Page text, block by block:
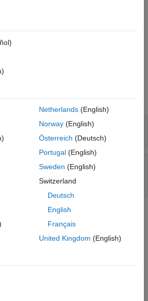
Slicer configuration
Slice exclusion point
cell array of character vectors
right-click the block and in the Model Slicer
the Remove Exclusion Point button
Netherlands(English)
Norway(English)
Österreich (Deutsch)
Portugal(English)
Sweden (English)
Switzerland
Deutsch
English
Français
United Kingdom (English)